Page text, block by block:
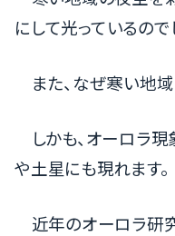
にして光っているので
また、なぜ寒い地
しかも、オーロラ
や土星にも現れます。
近年のオーロラ研